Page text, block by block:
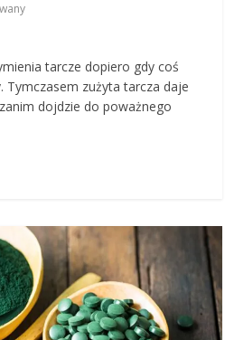
tarcze dopiero gdy coś
Tymczasem zużyta tarcza daje
dojdzie do poważnego